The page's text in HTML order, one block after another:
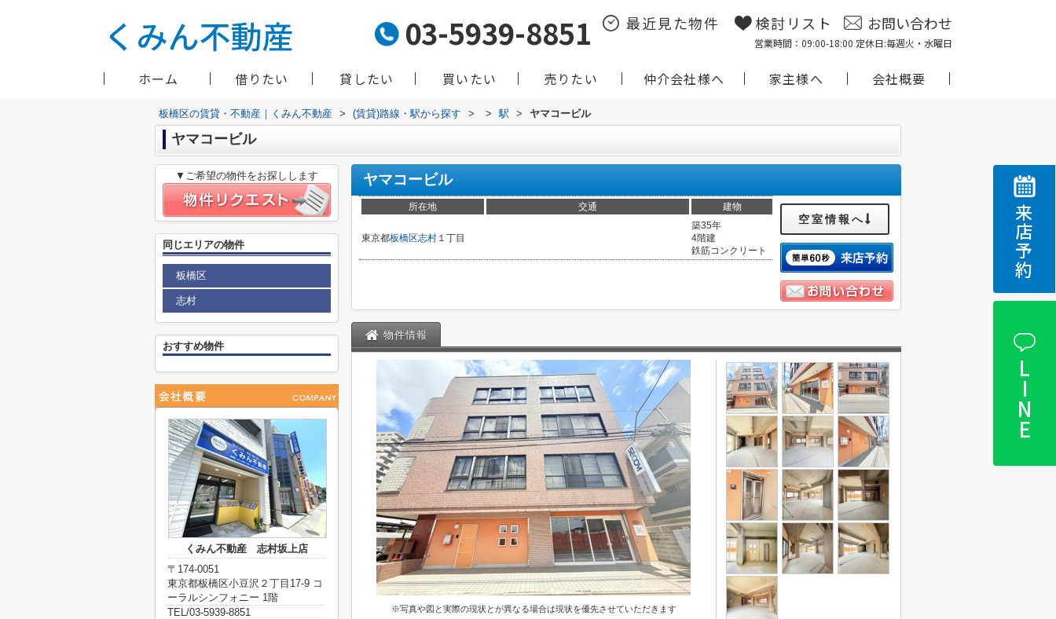
03-5939-8851 最近見た物件 検討リスト お問い合わせ
営業時間：09:00-18:00 定休日:毎週火・水曜日
ホーム 借りたい 貸したい 買いたい 売りたい 仲介会社様へ 家主様へ 会社概要
来店予約
LINE
板橋区の賃貸・不動産｜くみん不動産 > (賃貸)路線・駅から探す > > 駅 > ヤマコービル
ヤマコービル
ヤマコービル
所在地 交通 建物
東京都板橋区志村 １丁目
築35年
4階建
鉄筋コンクリート
空室情報へ
物件情報
※写真や図と実際の現状とが異なる場合は現状を優先させていただきます
▼ご希望の物件をお探しします
同じエリアの物件
板橋区
志村
おすすめ物件
くみん不動産 志村坂上店
〒174-0051
東京都板橋区小豆沢２丁目17-9 コ
ーラルシンフォニー 1階
TEL/03-5939-8851